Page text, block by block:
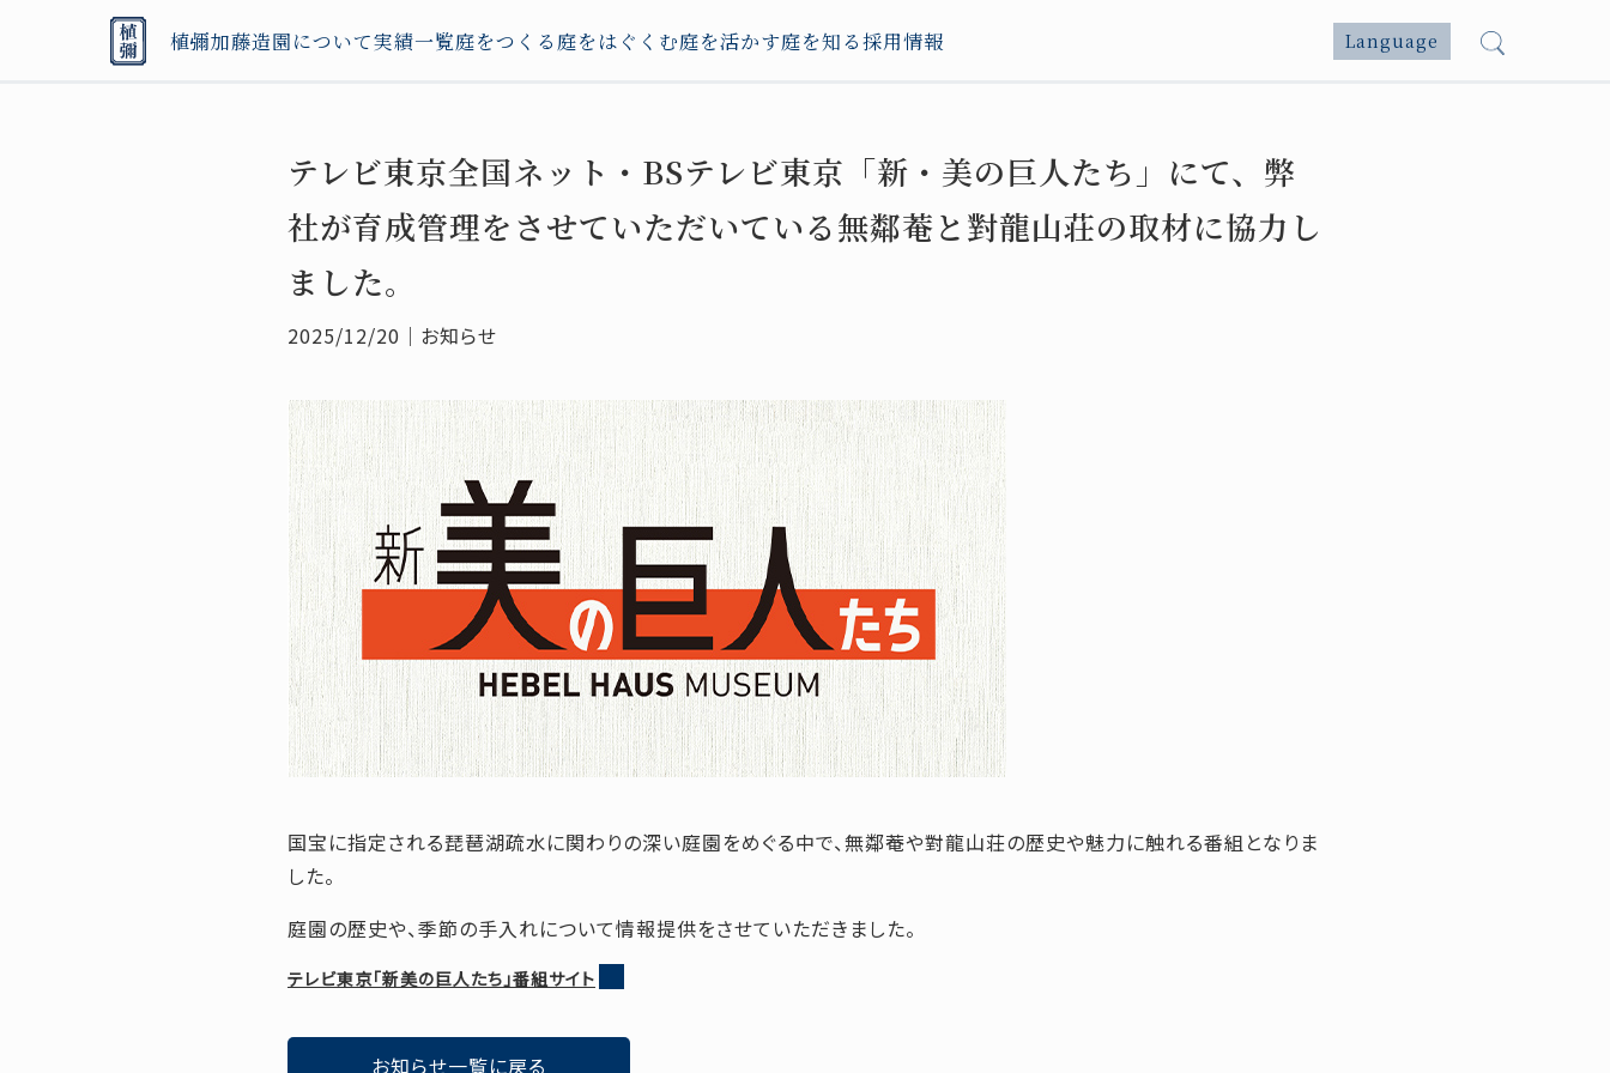
Language
植彌加藤造園について実績一覧庭をつくる 庭をはぐくむ庭を活かす庭を知る採用情報
テレビ東京全国ネット・BSテレビ東京「新・美の巨人たち」にて、弊
社が育成管理をさせていただいている無鄰菴と對龍山荘の取材に協力し
ました。
2025/12/20 ｜ お知らせ
国宝に指定される琵琶湖疏水に関わりの深い庭園をめぐる中で、無鄰菴や對龍山荘の歴史や魅力に触れる番組となりま
した。
庭園の歴史や、季節の手入れについて情報提供をさせていただきました。
テレビ東京「新美の巨人たち」番組サイト
お知らせ一覧に戻る